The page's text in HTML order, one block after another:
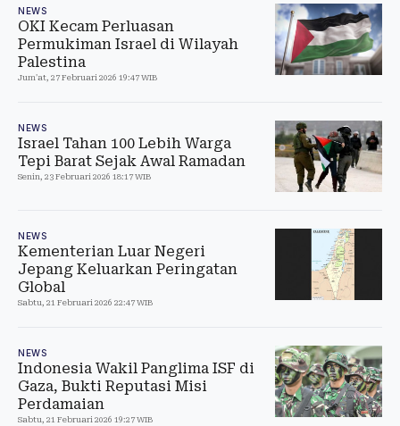
NEWS
OKI Kecam Perluasan
Permukiman Israel di Wilayah
Palestina
Jum'at, 27 Februari 2026 19:47 WIB
NEWS
Israel Tahan 100 Lebih Warga
Tepi Barat Sejak Awal Ramadan
Senin, 23 Februari 2026 18:17 WIB
NEWS
Kementerian Luar Negeri
Jepang Keluarkan Peringatan
Global
Sabtu, 21 Februari 2026 22:47 WIB
NEWS
Indonesia Wakil Panglima ISF di
Gaza, Bukti Reputasi Misi
Perdamaian
Sabtu, 21 Februari 2026 19:27 WIB